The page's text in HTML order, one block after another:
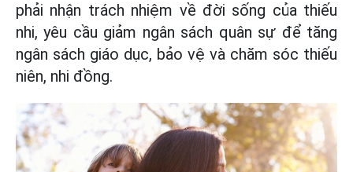
phải nhận trách nhiệm về đời sống của thiếu
nhi, yêu cầu giảm ngân sách quân sự để tăng
ngân sách giáo dục, bảo vệ và chăm sóc thiếu
niên, nhi đồng.